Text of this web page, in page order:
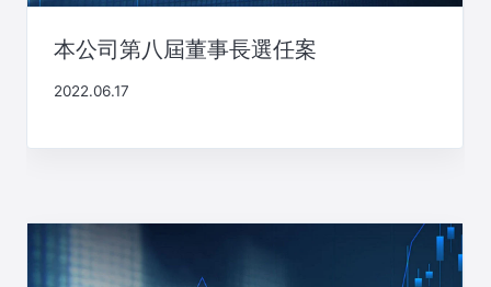
本公司第八屆董事長選任案
2022.06.17